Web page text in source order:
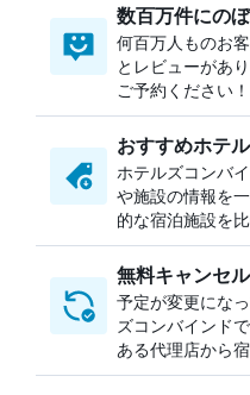
数百万件にの
何百万人ものお
とレビューがあ
ご予約ください！
おすすめホテル
ホテルズコンバ
や施設の情報を
的な宿泊施設を
無料キャンセル
予定が変更にな
ズコンバインド
ある代理店から